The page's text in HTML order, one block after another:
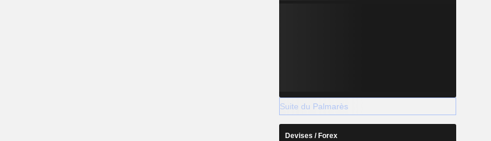
Suite du Palmarès
Devises / Forex